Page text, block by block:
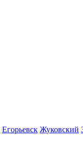
Егорьевск Жуковский